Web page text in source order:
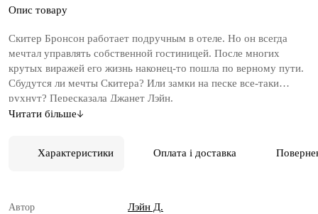
Опис товару
Скитер Бронсон работает подручным в отеле. Но он всегда
мечтал управлять собственной гостиницей. После многих
крутых виражей его жизнь наконец-то пошла по верному пути.
Сбудутся ли мечты Скитера? Или замки на песке все-таки
рухнут? Пересказала Джанет Лэйн.
Читати більше
Характеристики Оплата і доставка
Автор Лэйн Д.